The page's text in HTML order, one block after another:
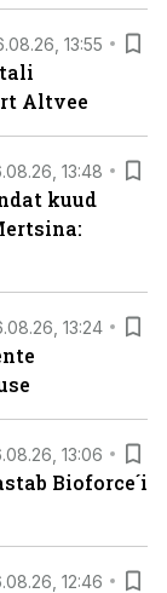
13:55
Altvee
13:48
kuud
13:24
13:06
Bioforce´i
12:46